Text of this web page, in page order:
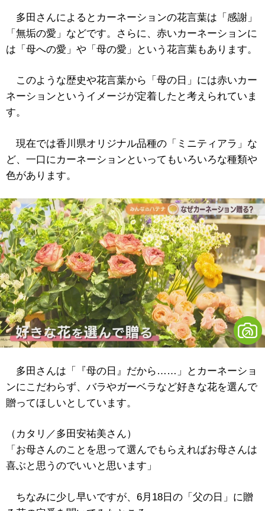
多田さんによるとカーネーションの花言葉は「感謝」
「無垢の愛」などです。さらに、赤いカーネーションに
は「母への愛」や「母の愛」という花言葉もあります。
このような歴史や花言葉から「母の日」には赤いカー
ネーションというイメージが定着したと考えられていま
す。
現在では香川県オリジナル品種の「ミニティアラ」な
ど、一口にカーネーションといってもいろいろな種類や
色があります。
多田さんは「『母の日』だから……」とカーネーショ
ンにこだわらず、バラやガーベラなど好きな花を選んで
贈ってほしいとしています。
（カタリ／多田安祐美さん）
「お母さんのことを思って選んでもらえればお母さんは
喜ぶと思うのでいいと思います」
ちなみに少し早いですが、6月18日の「父の日」に贈